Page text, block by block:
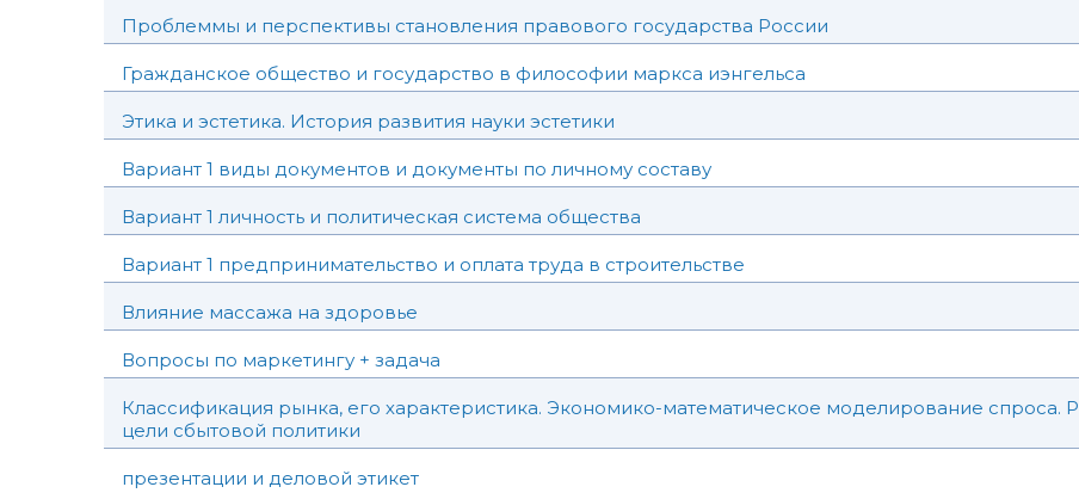
Проблеммы и перспективы становления правового государства России
Гражданское общество и государство в философии маркса иэнгельса
Этика и эстетика. История развития науки эстетики
Вариант 1 виды документов и документы по личному составу
Вариант 1 личность и политическая система общества
Вариант 1 предпринимательство и оплата труда в строительстве
Влияние массажа на здоровье
Вопросы по маркетингу + задача
Классификация рынка, его характеристика. Экономико-математическое моделирование спроса.
цели сбытовой политики
презентации и деловой этикет